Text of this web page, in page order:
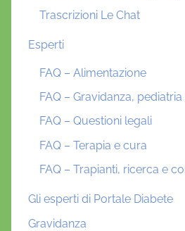
Trascrizioni Le Chat
Esperti
FAQ – Alimentazione
FAQ – Gravidanza,
FAQ – Questioni legali
FAQ – Terapia e cura
FAQ – Trapianti, ricerca e
Gli esperti di Portale Diabete
Gravidanza